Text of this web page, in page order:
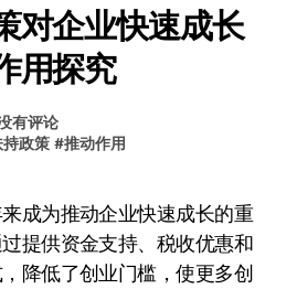
对企业快速成长
用探究
有评论
政策 #推动作用
提供资金支持、税收优惠和
降低了创业门槛，使更多创